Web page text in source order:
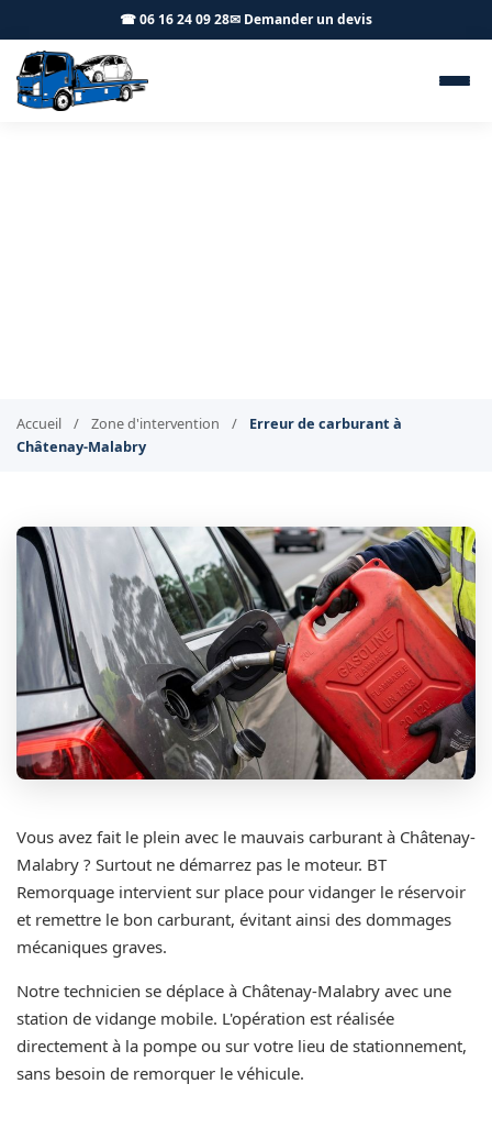
☎ 06 16 24 09 28✉ Demander un devis
Accueil / Zone d'intervention /
Erreur de carburant à
Châtenay-Malabry
Vous avez fait le plein avec le mauvais carburant à Châtenay-
Malabry ? Surtout ne démarrez pas le moteur. BT
Remorquage intervient sur place pour vidanger le réservoir
et remettre le bon carburant, évitant ainsi des dommages
mécaniques graves.
Notre technicien se déplace à Châtenay-Malabry avec une
station de vidange mobile. L'opération est réalisée
directement à la pompe ou sur votre lieu de stationnement,
sans besoin de remorquer le véhicule.